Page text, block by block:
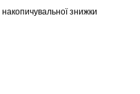
знижки